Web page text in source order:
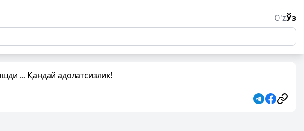
O'zЎз
... Қандай адолатсизлик!